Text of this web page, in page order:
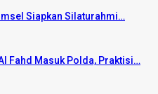
Siapkan Silaturahmi…
Fahd Masuk Polda, Praktisi…